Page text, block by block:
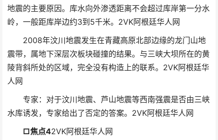
地震的主要原因。库水向外渗透距离不会超过库岸第一分水
岭，一般距库岸边约3到5千米。 2VK阿根廷华人网
2008年汶川地震发生在青藏高原北部边缘的龙门山地
震带，属地下深层次板块碰撞的结果。与三峡大坝所在的黄
陵背斜所处的区域，完全没有构造上的联系。 2VK阿根廷华
人网
专家：对于汶川地震、芦山地震等西南强震是否由三峡
水库诱发，专家给出了否定的答案。 2VK阿根廷华人网
□焦点42VK阿根廷华人网